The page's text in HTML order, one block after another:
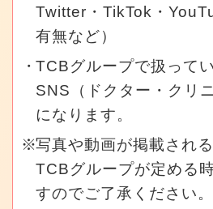
Twitter・TikTok・
有無など）
TCBグループで扱って
SNS（ドクター・クリ
になります。
写真や動画が掲載され
TCBグループが定める
すのでご了承ください。